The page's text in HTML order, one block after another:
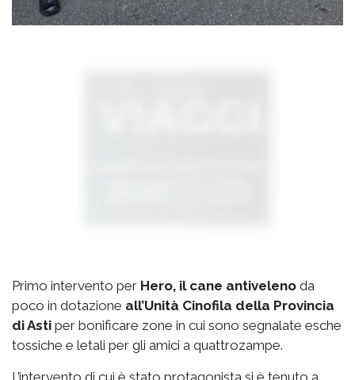
Primo intervento per Hero, il cane antiveleno da
poco in dotazione all’Unità Cinofila della Provincia
di Asti per bonificare zone in cui sono segnalate esche
tossiche e letali per gli amici a quattrozampe.
L’intervento di cui è stato protagonista si è tenuto a